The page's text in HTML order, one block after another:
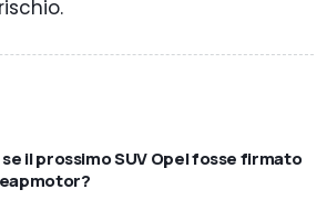
se il prossimo SUV Opel fosse firmato